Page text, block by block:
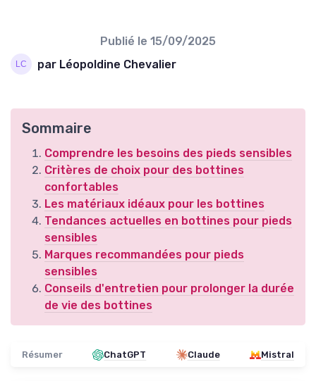
Publié le 15/09/2025
par Léopoldine Chevalier
Sommaire
Comprendre les besoins des pieds sensibles
Critères de choix pour des bottines
confortables
Les matériaux idéaux pour les bottines
Tendances actuelles en bottines pour pieds
sensibles
Marques recommandées pour pieds
sensibles
Conseils d'entretien pour prolonger la durée
de vie des bottines
Résumer ChatGPT Claude Mistral